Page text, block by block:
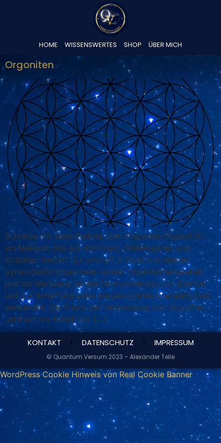
HOME WISSENSWERTES SHOP ÜBER MICH
Orgoniten
Schreibe mir einen Beitrag über Orgoniten Orgonit ist
ein Material, das aus Kunstharz, Metallspänen und
Kristallen besteht. Es wird oft in Form von kleinen
pyramidenförmigen oder runden Objekten hergestellt
und als Werkzeug für die Harmonisierung von Energie
und zur Schaffung eines ausgewogenen Energieflusses
verwendet. Die Praxis der Verwendung von Orgoniten
geht auf die Arbeit von […]
KONTAKT DATENSCHUTZ IMPRESSUM
© Quantum Versum 2023 – Alexander Telle
WordPress Cookie Hinweis von Real Cookie Banner